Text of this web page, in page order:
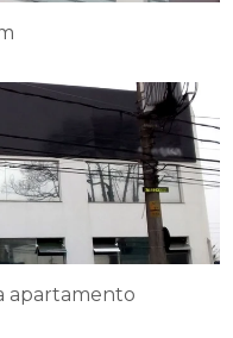
apartamento